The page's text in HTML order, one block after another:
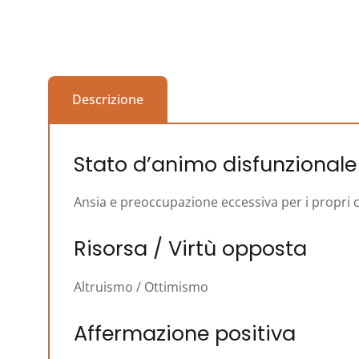
Descrizione
Stato d’animo disfunzionale
Ansia e preoccupazione eccessiva per i propri
Risorsa / Virtù opposta
Altruismo / Ottimismo
Affermazione positiva